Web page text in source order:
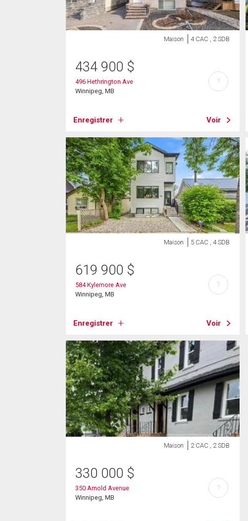
Maison 4 CAC , 2 SDB
434 900 $
496 Hethrington Ave
Winnipeg, MB
Enregistrer Voir
?
Maison 5 CAC , 4 SDB
619 900 $
584 Kylemore Ave
Winnipeg, MB
Enregistrer Voir
?
Maison 2 CAC , 2 SDB
330 000 $
350 Arnold Avenue
Winnipeg, MB
?